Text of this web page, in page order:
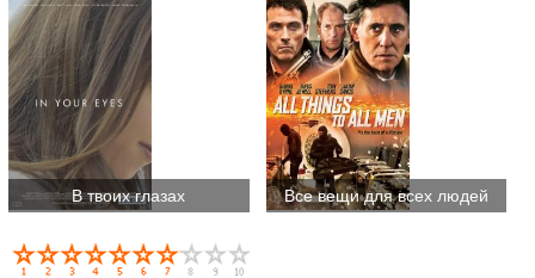
В твоих глазах Все вещи для всех людей